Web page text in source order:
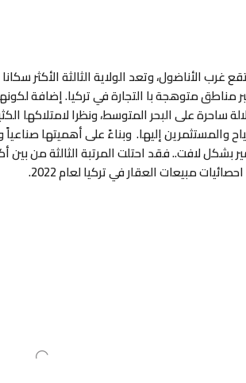
غرب الأناضول، وتعد الولاية الثالثة الأكثر
مناطق متوهجة با التجارة في تركيا. إضافة
ساحرة على البحر المتوسط، ونظرا
والمستثمرين إليها. وبناءً على أهميتها
بشكل لافت.. فقد احتلت المرتبة الثالثة من بين
مبيعات العقار في تركيا لعام 2022.